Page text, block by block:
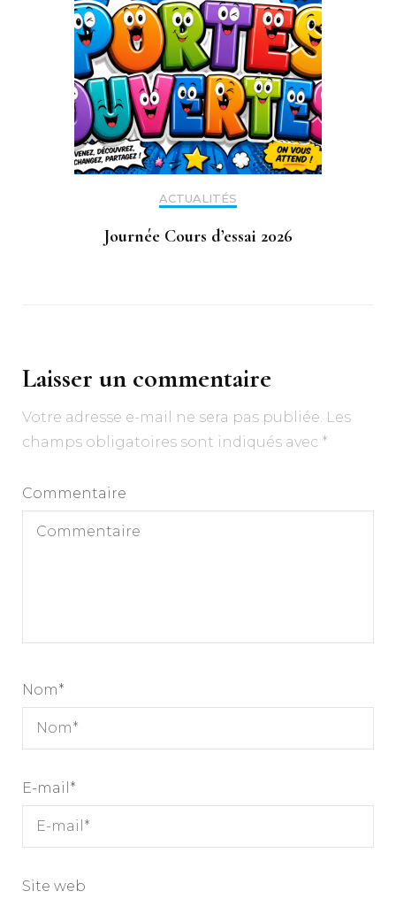
ACTUALITÉS
Journée Cours d’essai 2026
Laisser un commentaire
Votre adresse e-mail ne sera pas publiée. Les
champs obligatoires sont indiqués avec *
Commentaire
Nom*
E-mail *
Site web